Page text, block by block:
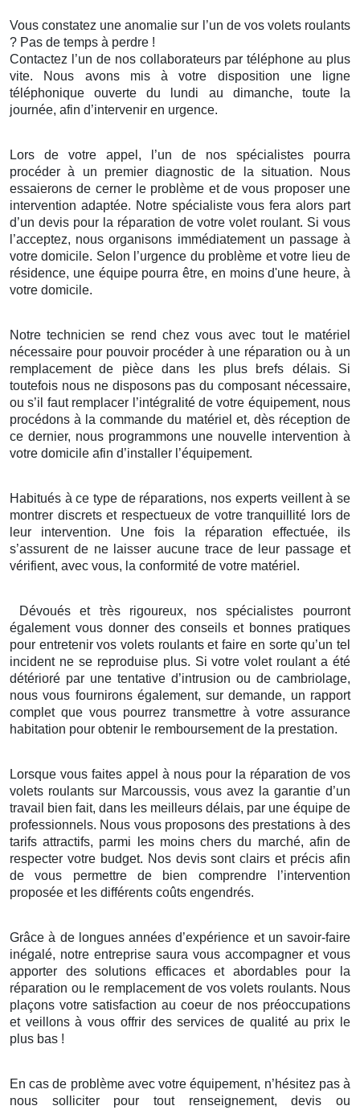
Vous constatez une anomalie sur l’un de vos volets roulants
? Pas de temps à perdre !
Contactez l’un de nos collaborateurs par téléphone au plus
vite. Nous avons mis à votre disposition une ligne
téléphonique ouverte du lundi au dimanche, toute la
journée, afin d’intervenir en urgence.
Lors de votre appel, l’un de nos spécialistes pourra
procéder à un premier diagnostic de la situation. Nous
essaierons de cerner le problème et de vous proposer une
intervention adaptée. Notre spécialiste vous fera alors part
d’un devis pour la réparation de votre volet roulant. Si vous
l’acceptez, nous organisons immédiatement un passage à
votre domicile. Selon l’urgence du problème et votre lieu de
résidence, une équipe pourra être, en moins d'une heure, à
votre domicile.
Notre technicien se rend chez vous avec tout le matériel
nécessaire pour pouvoir procéder à une réparation ou à un
remplacement de pièce dans les plus brefs délais. Si
toutefois nous ne disposons pas du composant nécessaire,
ou s’il faut remplacer l’intégralité de votre équipement, nous
procédons à la commande du matériel et, dès réception de
ce dernier, nous programmons une nouvelle intervention à
votre domicile afin d’installer l’équipement.
Habitués à ce type de réparations, nos experts veillent à se
montrer discrets et respectueux de votre tranquillité lors de
leur intervention. Une fois la réparation effectuée, ils
s’assurent de ne laisser aucune trace de leur passage et
vérifient, avec vous, la conformité de votre matériel.
Dévoués et très rigoureux, nos spécialistes pourront
également vous donner des conseils et bonnes pratiques
pour entretenir vos volets roulants et faire en sorte qu’un tel
incident ne se reproduise plus. Si votre volet roulant a été
détérioré par une tentative d’intrusion ou de cambriolage,
nous vous fournirons également, sur demande, un rapport
complet que vous pourrez transmettre à votre assurance
habitation pour obtenir le remboursement de la prestation.
Lorsque vous faites appel à nous pour la réparation de vos
volets roulants sur Marcoussis, vous avez la garantie d’un
travail bien fait, dans les meilleurs délais, par une équipe de
professionnels. Nous vous proposons des prestations à des
tarifs attractifs, parmi les moins chers du marché, afin de
respecter votre budget. Nos devis sont clairs et précis afin
de vous permettre de bien comprendre l’intervention
proposée et les différents coûts engendrés.
Grâce à de longues années d’expérience et un savoir-faire
inégalé, notre entreprise saura vous accompagner et vous
apporter des solutions efficaces et abordables pour la
réparation ou le remplacement de vos volets roulants. Nous
plaçons votre satisfaction au coeur de nos préoccupations
et veillons à vous offrir des services de qualité au prix le
plus bas !
En cas de problème avec votre équipement, n’hésitez pas à
nous solliciter pour tout renseignement, devis ou